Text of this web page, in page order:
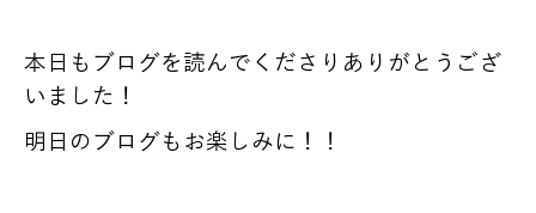
本日もブログを読んでくださりありがとうござ
いました！
明日のブログもお楽しみに！！